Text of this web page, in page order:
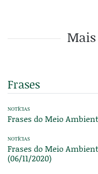
Mais
Frases
NOTÍCIAS
Frases do Meio
NOTÍCIAS
Frases do Meio
(06/11/2020)